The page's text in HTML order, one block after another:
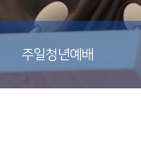
주일청년예배